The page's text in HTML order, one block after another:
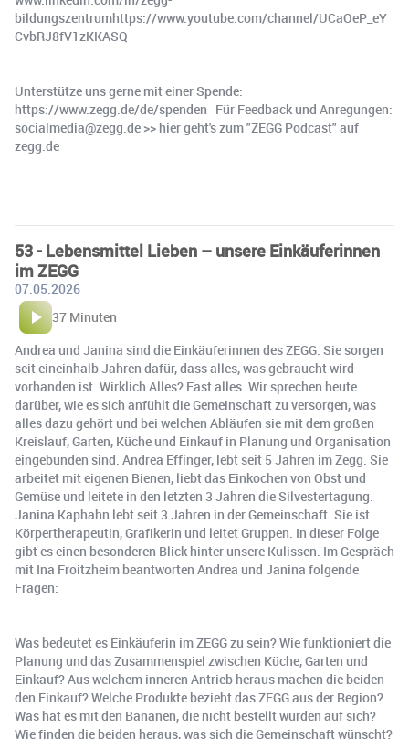
bildungszentrumhttps://www.youtube.com/channel/UCaOeP_eY
CvbRJ8fV1zKKASQ
Unterstütze uns gerne mit einer Spende:
https://www.zegg.de/de/spenden Für Feedback und Anregungen:
socialmedia@zegg.de >> hier geht's zum "ZEGG Podcast" auf
zegg.de
53 - Lebensmittel Lieben – unsere Einkäuferinnen
im ZEGG
07.05.2026
37 Minuten
Andrea und Janina sind die Einkäuferinnen des ZEGG. Sie sorgen
seit eineinhalb Jahren dafür, dass alles, was gebraucht wird
vorhanden ist. Wirklich Alles? Fast alles. Wir sprechen heute
darüber, wie es sich anfühlt die Gemeinschaft zu versorgen, was
alles dazu gehört und bei welchen Abläufen sie mit dem großen
Kreislauf, Garten, Küche und Einkauf in Planung und Organisation
eingebunden sind. Andrea Effinger, lebt seit 5 Jahren im Zegg. Sie
arbeitet mit eigenen Bienen, liebt das Einkochen von Obst und
Gemüse und leitete in den letzten 3 Jahren die Silvestertagung.
Janina Kaphahn lebt seit 3 Jahren in der Gemeinschaft. Sie ist
Körpertherapeutin, Grafikerin und leitet Gruppen. In dieser Folge
gibt es einen besonderen Blick hinter unsere Kulissen. Im Gespräch
mit Ina Froitzheim beantworten Andrea und Janina folgende
Fragen:
Was bedeutet es Einkäuferin im ZEGG zu sein? Wie funktioniert die
Planung und das Zusammenspiel zwischen Küche, Garten und
Einkauf? Aus welchem inneren Antrieb heraus machen die beiden
den Einkauf? Welche Produkte bezieht das ZEGG aus der Region?
Was hat es mit den Bananen, die nicht bestellt wurden auf sich?
Wie finden die beiden heraus, was sich die Gemeinschaft wünscht?